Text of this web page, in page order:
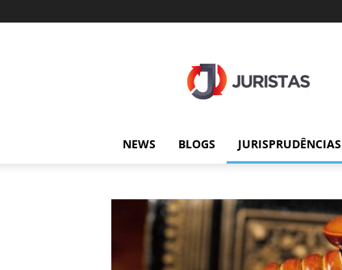
NEWS BLOGS JURISPRUDÊNCIAS